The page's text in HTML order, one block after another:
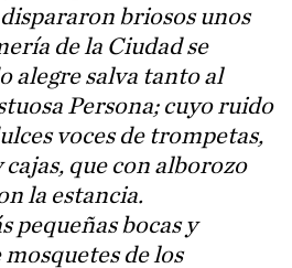
briosos unos
de la Ciudad se
alegre salva tanto al
Persona; cuyo ruido
voces de trompetas,
que con alborozo
la estancia.
pequeñas bocas y
de los